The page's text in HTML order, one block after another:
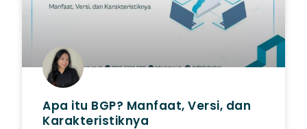
Apa itu BGP? Manfaat, Versi, dan
Karakteristiknya